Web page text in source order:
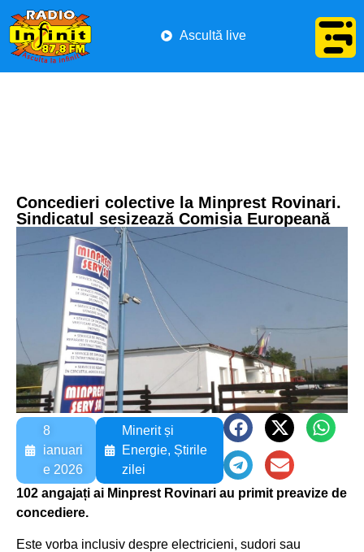
Ascultă live
Concedieri colective la Minprest Rovinari.
Sindicatul sesizează Comisia Europeană
8
ianuari
e 2026
Minerit și
Energie, Știrile
zilei
102 angajați ai Minprest Rovinari au primit preavize de
concediere.
Este vorba inclusiv despre electricieni, sudori sau